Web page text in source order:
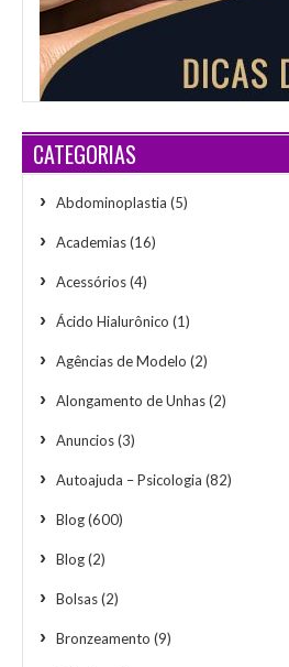
CATEGORIAS
Abdominoplastia (5)
Academias(16)
Acessórios(4)
Ácido Hialurônico (1)
Agências de Modelo (2)
Alongamento de Unhas(2)
Anuncios(3)
Autoajuda – Psicologia (82)
Blog(600)
Blog(2)
Bolsas(2)
Bronzeamento (9)